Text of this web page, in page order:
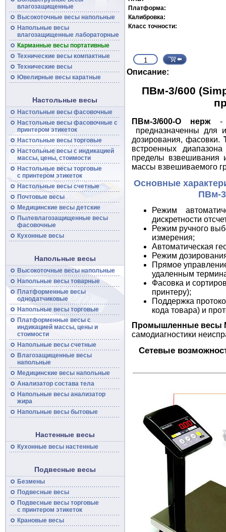
влагозащищенные
Высокоточные весынапольные
Напольные весы
влагозащищенные лабораторные
Карманные весы портативные
Технические весыкомпактные
Технические весы
Ювелирные весы каратные
Настольные весы
Настольные весы фасовочные
Настольные весыфасовочные с
принтером этикеток
Настольные весы торговые
Настольныевесыс индикацией
массы, цены, стоимости
Настольные весыторговые
с принтером этикеток
Настольные весысчетные
Почтовые весы
Медицинские весы детские
Пылевлагозащищенные весы
фасовочные
Кухонные весы
Напольные весы
Высокоточные весынапольные
Напольные весытоварные
Платформенные весы
однодатчиковые
Напольные весыторговые
Платформенныевесыс
индикацией массы, цены и
стоимости
Напольные весысчетные
Влагозащищенные весы
напольные
Медицинские весынапольные
Анализатор состава тела
Напольные весыанализатор
жира
Напольные весы бытовые
Настенные весы
Кухонные весы настенные
Подвесные весы
Безмены
Подвесные весы
Подвесные весыторговые
с принтером этикеток
Крановые весы
Платформа:
Калибровка:
Класс точности:
Описание:
ПВм-3/600
ПВм-3/600-О нерж
предназначенны для
дозирования, фасовки.
встроенных
пределы взвешивания
массы взвешиваемого
Основные
ПВм-
Режим
дискретности
Режим ручного
измерения;
Автоматическая
Режим
Прямое
удаленным
Фасовка и
принтеру);
Поддержка
кода товара) и
Промышленные весы
самодиагностики
Сетевые